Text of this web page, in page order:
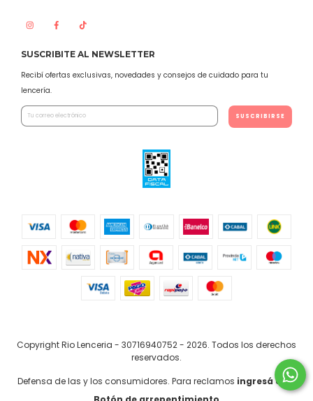
SUSCRIBITE AL NEWSLETTER
Recibí ofertas exclusivas, novedades y consejos de cuidado para tu
lencería.
Copyright Rio Lenceria - 30716940752 - 2026. Todos los derechos
reservados.
Defensa de las y los consumidores. Para reclamos ingresá acá.